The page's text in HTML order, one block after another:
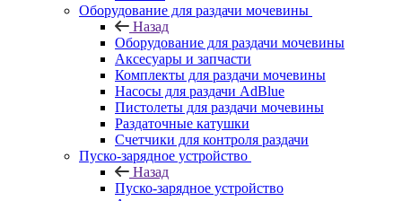
Оборудование для раздачи мочевины
Назад
Оборудование для раздачи мочевины
Аксесуары и запчасти
Комплекты для раздачи мочевины
Насосы для раздачи AdBlue
Пистолеты для раздачи мочевины
Раздаточные катушки
Счетчики для контроля раздачи
Пуско-зарядное устройство
Назад
Пуско-зарядное устройство